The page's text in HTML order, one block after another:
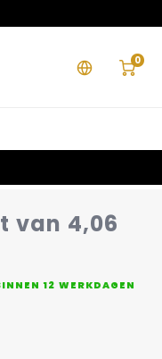
0
van 4,06
12 WERKDAGEN